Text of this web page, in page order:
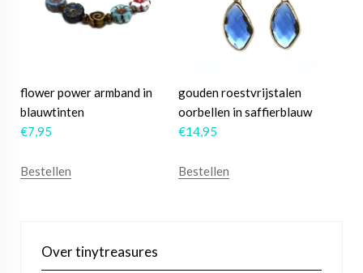
flower power armband in
blauwtinten
€7,95
Bestellen
gouden roestvrijstalen
oorbellen in saffierblauw
€14,95
Bestellen
Over tinytreasures